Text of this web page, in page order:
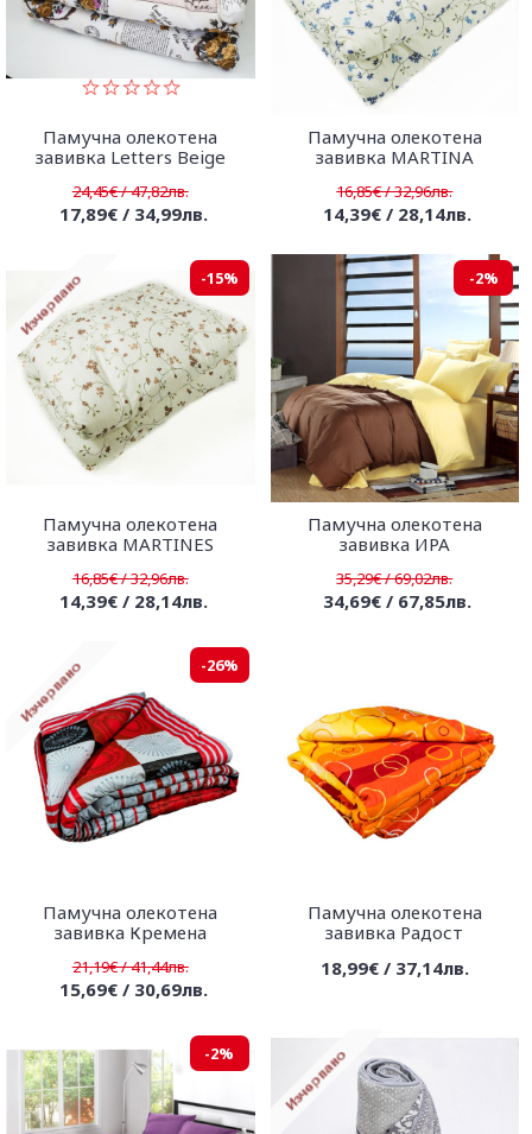
Памучна олекотена
завивка Letters Beige
24,45€ / 47,82лв.
17,89€ / 34,99лв.
Памучна олекотена
завивка MARTINA
16,85€ / 32,96лв.
14,39€ / 28,14лв.
-15%
Памучна олекотена
завивка MARTINES
16,85€ / 32,96лв.
14,39€ / 28,14лв.
-2%
Памучна олекотена
завивка ИРА
35,29€ / 69,02лв.
34,69€ / 67,85лв.
-26%
Памучна олекотена
завивка Кремена
21,19€ / 41,44лв.
15,69€ / 30,69лв.
Памучна олекотена
завивка Радост
18,99€ / 37,14лв.
-2%